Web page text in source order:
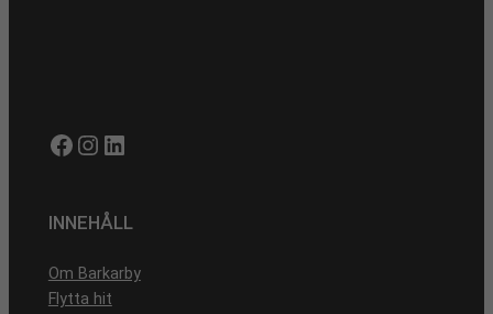
Facebook Instagram LinkedIn
INNEHÅLL
Om Barkarby
Flytta hit